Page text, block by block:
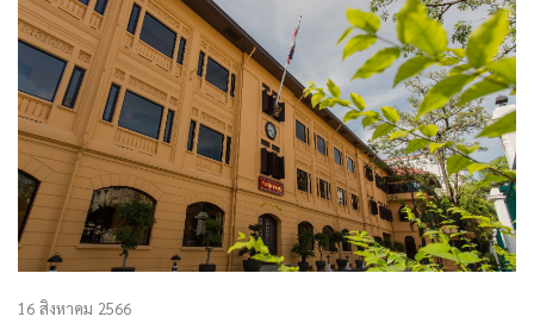
16 สิงหาคม 2566